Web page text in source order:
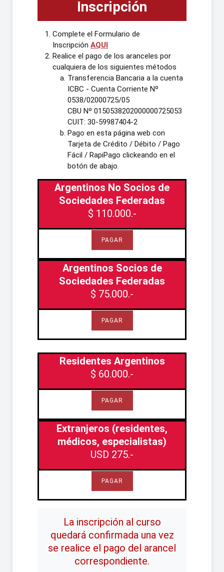
Inscripción
Complete el Formulario de
Inscripción AQUI
Realice el pago de los aranceles por
cualquiera de los siguientes métodos
Transferencia Bancaria a la cuenta
ICBC - Cuenta Corriente Nº
0538/02000725/05
CBU Nº 0150538202000000725053
CUIT: 30-59987404-2
Pago en esta página web con
Tarjeta de Crédito / Débito / Pago
Fácil / RapiPago clickeando en el
botón de abajo.
Argentinos No Socios de
Sociedades Federadas
$ 110.000.-
PAGAR
Argentinos Socios de
Sociedades Federadas
$ 75.000.-
PAGAR
Residentes Argentinos
$ 60.000.-
PAGAR
Extranjeros (residentes,
médicos, especialistas)
USD 275.-
PAGAR
La inscripción al curso
quedará confirmada una vez
se realice el pago del arancel
correspondiente.